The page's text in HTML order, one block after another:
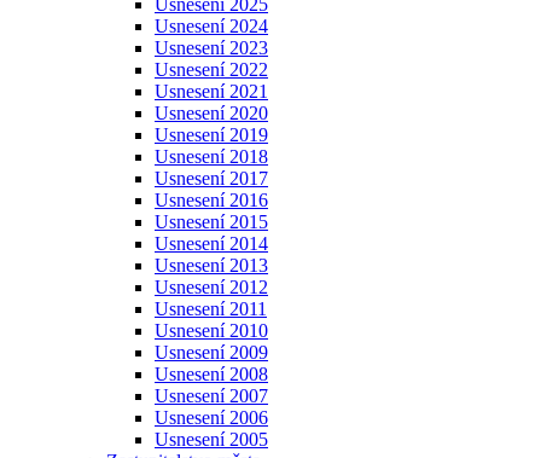
Usnesení 2025
Usnesení 2024
Usnesení 2023
Usnesení 2022
Usnesení 2021
Usnesení 2020
Usnesení 2019
Usnesení 2018
Usnesení 2017
Usnesení 2016
Usnesení 2015
Usnesení 2014
Usnesení 2013
Usnesení 2012
Usnesení 2011
Usnesení 2010
Usnesení 2009
Usnesení 2008
Usnesení 2007
Usnesení 2006
Usnesení 2005